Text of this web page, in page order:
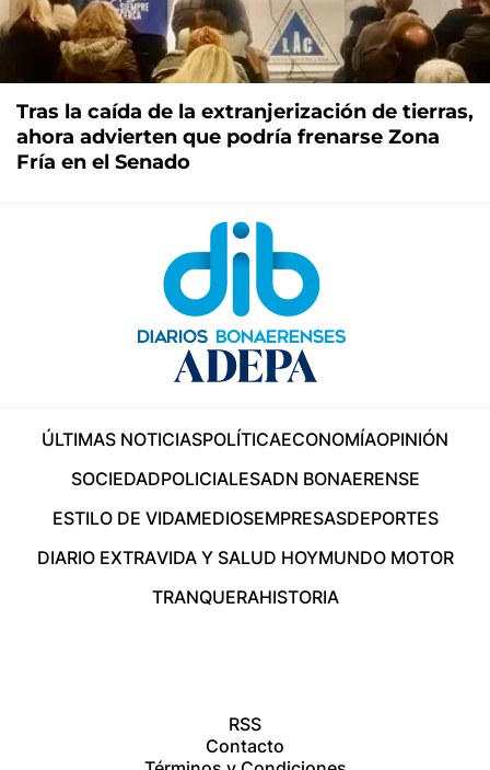
Tras la caída de la extranjerización de tierras,
ahora advierten que podría frenarse Zona
Fría en el Senado
ÚLTIMAS NOTICIASPOLÍTICAECONOMÍAOPINIÓN
SOCIEDADPOLICIALESADN BONAERENSE
ESTILO DE VIDAMEDIOSEMPRESASDEPORTES
DIARIO EXTRAVIDA Y SALUD HOYMUNDO MOTOR
TRANQUERAHISTORIA
RSS
Contacto